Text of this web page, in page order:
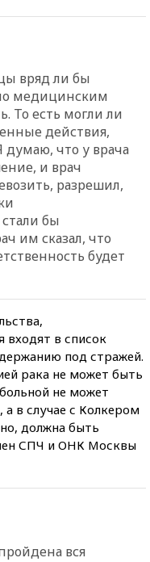
вряд ли бы
медицинским
То есть могли ли
действия,
что у врача
и врач
разрешил,
бы
им сказал, что
будет
входят в список
под стражей.
рака не может быть
не может
в случае с Колкером
должна быть
СПЧ и ОНК Москвы
вся